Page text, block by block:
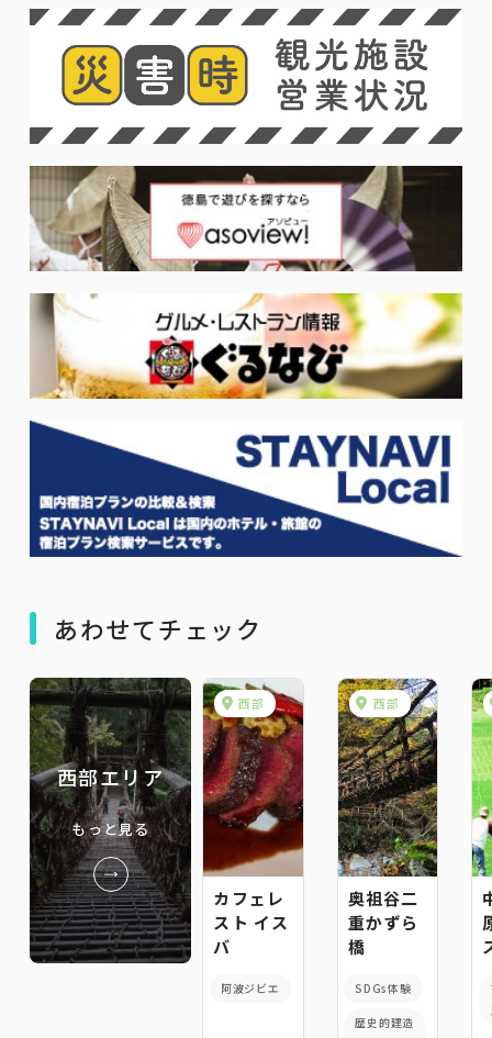
あわせてチェック
西部エリア
もっと見る
西部
カフェレ
スト イス
バ
阿波ジビエ
西部
奥祖谷二
重かずら
橋
SDGs体験
歴史的建造